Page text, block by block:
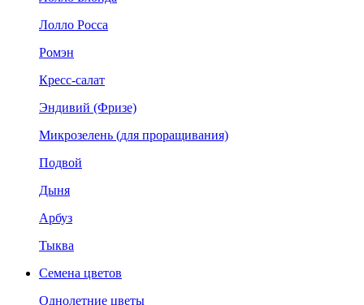
Лолло Росса
Ромэн
Кресс-салат
Эндивий (Фризе)
Микрозелень (для проращивания)
Подвой
Дыня
Арбуз
Тыква
Семена цветов
Однолетние цветы